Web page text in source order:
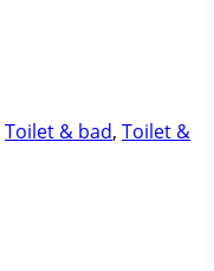
Toilet & bad, Toilet &